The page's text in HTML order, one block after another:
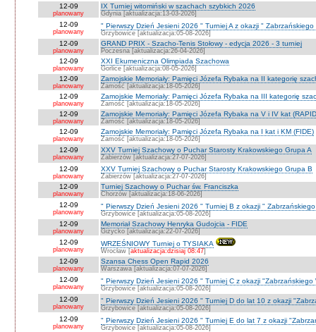
12-09
planowany
IX Turniej witomiński w szachach szybkich 2026
Gdynia [aktualizacja:13-03-2026]
12-09
planowany
" Pierwszy Dzień Jesieni 2026 " Turniej A z okazji " Zabrzańskiego
Grzybowice [aktualizacja:05-08-2026]
12-09
planowany
GRAND PRIX - Szacho-Tenis Stołowy - edycja 2026 - 3 turniej
Poczesna [aktualizacja:26-04-2026]
12-09
planowany
XXI Ekumeniczna Olimpiada Szachowa
Gorlice [aktualizacja:08-05-2026]
12-09
planowany
Zamojskie Memoriały: Pamięci Józefa Rybaka na II kategorię
Zamość [aktualizacja:18-05-2026]
12-09
planowany
Zamojskie Memoriały: Pamięci Józefa Rybaka na III kategorię
Zamość [aktualizacja:18-05-2026]
12-09
planowany
Zamojskie Memoriały: Pamięci Józefa Rybaka na V i IV kat
Zamość [aktualizacja:18-05-2026]
12-09
planowany
Zamojskie Memoriały: Pamięci Józefa Rybaka na I kat i KM (FIDE)
Zamość [aktualizacja:18-05-2026]
12-09
planowany
XXV Turniej Szachowy o Puchar Starosty Krakowskiego Grupa A
Zabierzów [aktualizacja:27-07-2026]
12-09
planowany
XXV Turniej Szachowy o Puchar Starosty Krakowskiego Grupa B
Zabierzów [aktualizacja:27-07-2026]
12-09
planowany
Turniej Szachowy o Puchar św. Franciszka
Chorzów [aktualizacja:18-06-2026]
12-09
planowany
" Pierwszy Dzień Jesieni 2026 " Turniej B z okazji "
Grzybowice [aktualizacja:05-08-2026]
12-09
planowany
Memoriał Szachowy Henryka Gudojcia - FIDE
Giżycko [aktualizacja:22-07-2026]
12-09
planowany
WRZEŚNIOWY Turniej o TYSIAKA
Wrocław [aktualizacja:dzisiaj 08:47]
12-09
planowany
Szansa Chess Open Rapid 2026
Warszawa [aktualizacja:07-07-2026]
12-09
planowany
" Pierwszy Dzień Jesieni 2026 " Turniej C z okazji "Zabrzańskiego
Grzybowice [aktualizacja:05-08-2026]
12-09
planowany
" Pierwszy Dzień Jesieni 2026 " Turniej D do lat 10 z okazji
Grzybowice [aktualizacja:05-08-2026]
12-09
planowany
" Pierwszy Dzień Jesieni 2026 " Turniej E do lat 7 z okazji
Grzybowice [aktualizacja:05-08-2026]